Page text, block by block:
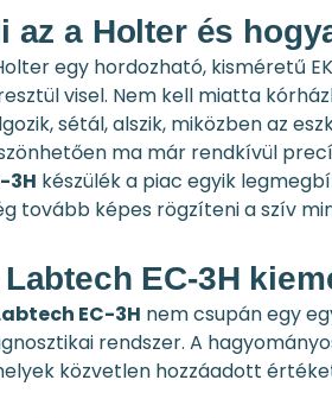
az a Holter és
egy hordozható, kisméretű
visel. Nem kell miatta
sétál, alszik, miközben az
ma már rendkívül
3H készülék a piac egyik
tovább képes rögzíteni a szív
Labtech EC-3H
EC-3H nem csupán egy
rendszer. A
közvetlen hozzáadott